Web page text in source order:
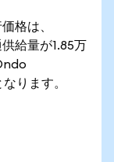
格は、
給量が1.85万
ります。